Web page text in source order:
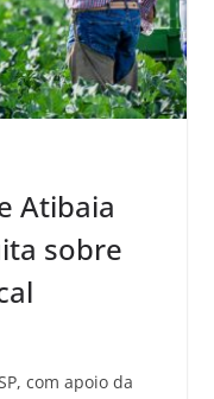
Atibaia
sobre
com apoio da